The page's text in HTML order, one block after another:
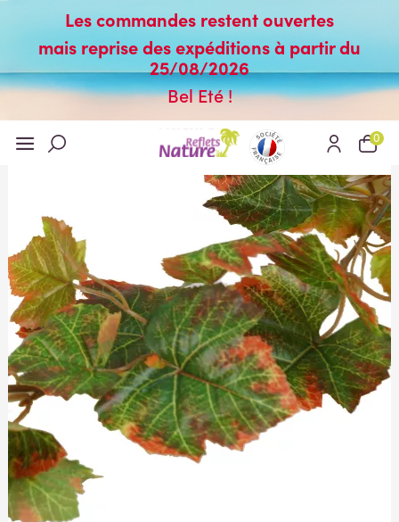
Les commandes restent ouvertes
mais reprise des expéditions à partir du
25/08/2026
Bel Eté !
0